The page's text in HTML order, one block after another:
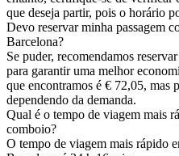
que deseja partir, pois o horário
Devo reservar minha passagem
Barcelona?
Se puder, recomendamos
para garantir uma melhor
que encontramos é € 72,05, mas
dependendo da demanda.
Qual é o tempo de viagem mais
comboio?
O tempo de viagem mais rápido